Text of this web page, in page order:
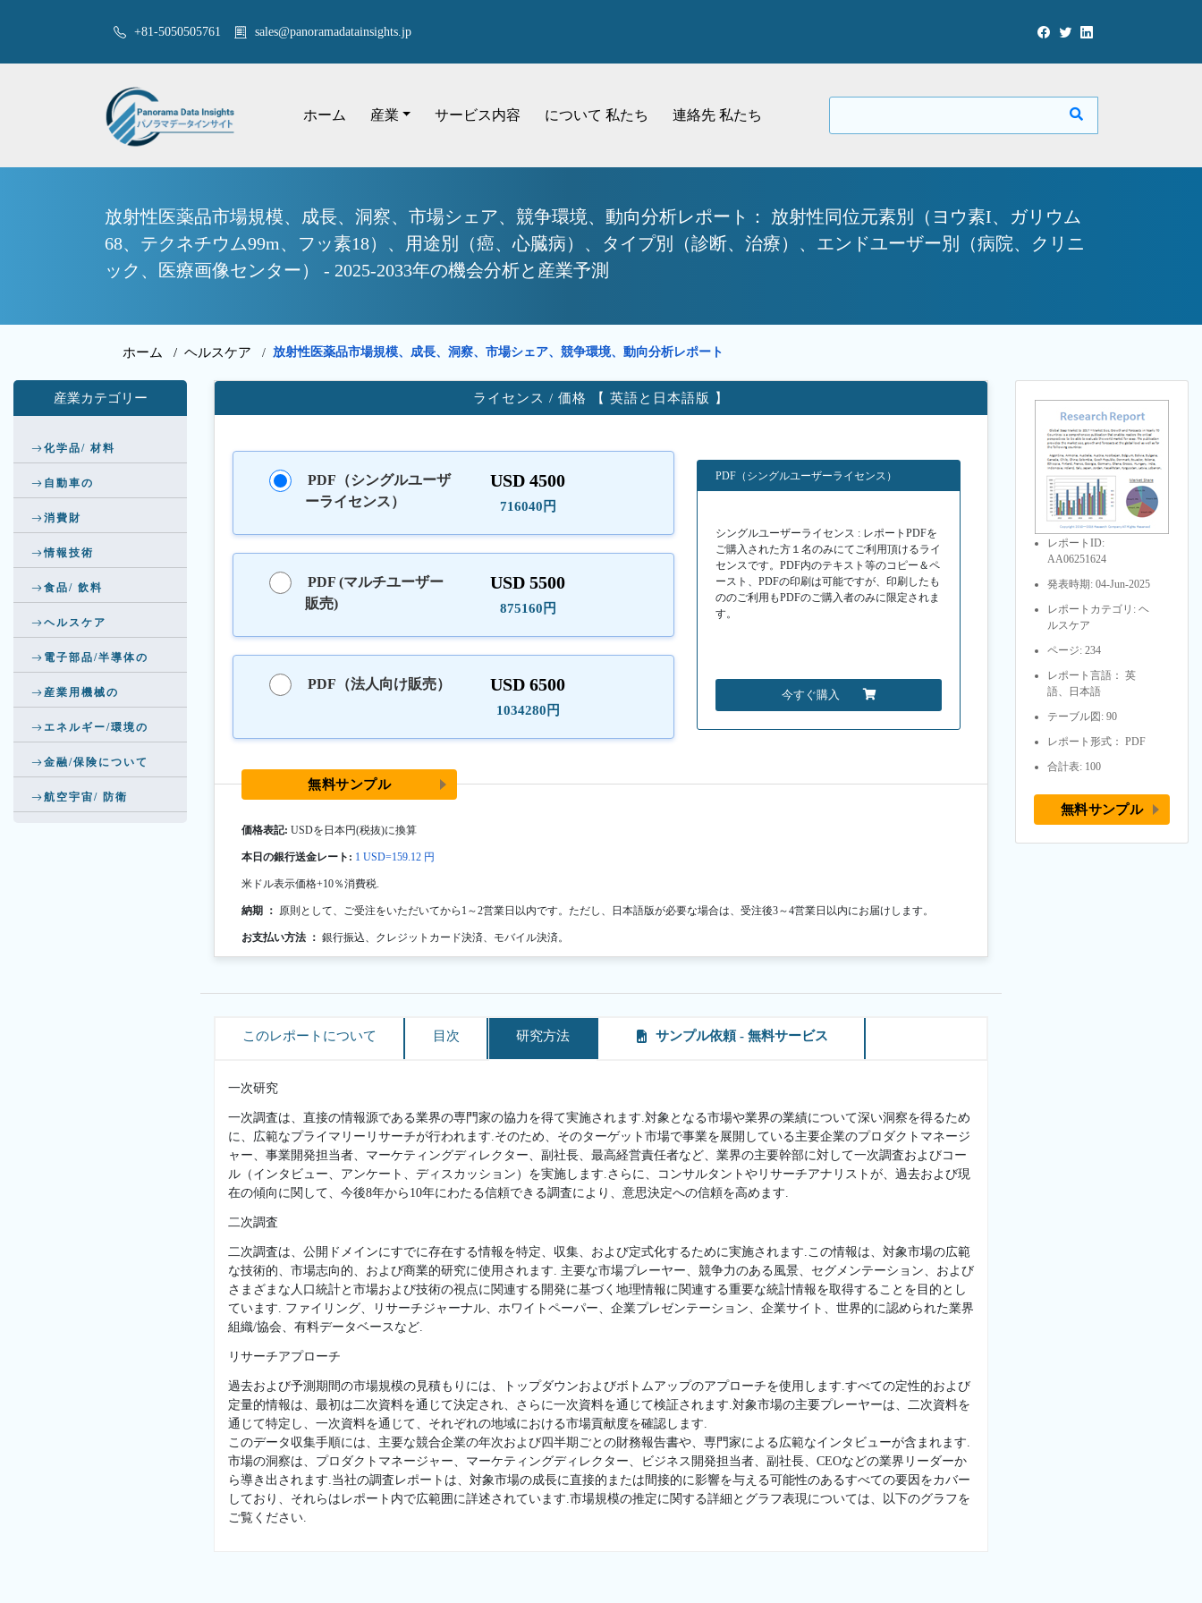
+81-5050505761 sales@panoramadatainsights.jp
ホーム 産業 サービス内容 について 私たち 連絡先 私たち
放射性医薬品市場規模、成長、洞察、市場シェア、競争環境、動向分析レポート： 放射性同位元素別（ヨウ素I、ガリウム
68、テクネチウム99m、フッ素18）、用途別（癌、心臓病）、タイプ別（診断、治療）、エンドユーザー別（病院、クリニ
ック、医療画像センター） - 2025-2033年の機会分析と産業予測
ホーム / ヘルスケア / 放射性医薬品市場規模、成長、洞察、市場シェア、競争環境、動向分析レポート
産業カテゴリー
化学品/ 材料
自動車の
消費財
情報技術
食品/ 飲料
ヘルスケア
電子部品/半導体の
産業用機械の
エネルギー/環境の
金融/保険について
航空宇宙/ 防衛
ライセンス / 価格 【 英語と日本語版 】
PDF（シングルユーザ
ーライセンス）
USD 4500
716040円
PDF (マルチユーザー
販売)
USD 5500
875160円
PDF（法人向け販売） USD 6500
1034280円
PDF（シングルユーザーライセンス）
シングルユーザーライセンス : レポートPDFを
ご購入された方１名のみにてご利用頂けるライ
センスです。PDF内のテキスト等のコピー＆ペ
ースト、PDFの印刷は可能ですが、印刷したも
ののご利用もPDFのご購入者のみに限定されま
す。
今すぐ購入
無料サンプル
価格表記: USDを日本円(税抜)に換算
本日の銀行送金レート: 1 USD=159.12 円
米ドル表示価格+10％消費税.
納期 ： 原則として、ご受注をいただいてから1～2営業日以内です。ただし、日本語版が必要な場合は、受注後3～4営業日以内にお届けします。
お支払い方法 ： 銀行振込、クレジットカード決済、モバイル決済。
このレポートについて 目次 研究方法 サンプル依頼 - 無料サービス
一次研究
一次調査は、直接の情報源である業界の専門家の協力を得て実施されます.対象となる市場や業界の業績について深い洞察を得るため
に、広範なプライマリーリサーチが行われます.そのため、そのターゲット市場で事業を展開している主要企業のプロダクトマネージ
ャー、事業開発担当者、マーケティングディレクター、副社長、最高経営責任者など、業界の主要幹部に対して一次調査およびコー
ル（インタビュー、アンケート、ディスカッション）を実施します.さらに、コンサルタントやリサーチアナリストが、過去および現
在の傾向に関して、今後8年から10年にわたる信頼できる調査により、意思決定への信頼を高めます.
二次調査
二次調査は、公開ドメインにすでに存在する情報を特定、収集、および定式化するために実施されます.この情報は、対象市場の広範
な技術的、市場志向的、および商業的研究に使用されます. 主要な市場プレーヤー、競争力のある風景、セグメンテーション、および
さまざまな人口統計と市場および技術の視点に関連する開発に基づく地理情報に関連する重要な統計情報を取得することを目的とし
ています. ファイリング、リサーチジャーナル、ホワイトペーパー、企業プレゼンテーション、企業サイト、世界的に認められた業界
組織/協会、有料データベースなど.
リサーチアプローチ
過去および予測期間の市場規模の見積もりには、トップダウンおよびボトムアップのアプローチを使用します.すべての定性的および
定量的情報は、最初は二次資料を通じて決定され、さらに一次資料を通じて検証されます.対象市場の主要プレーヤーは、二次資料を
通じて特定し、一次資料を通じて、それぞれの地域における市場貢献度を確認します.
このデータ収集手順には、主要な競合企業の年次および四半期ごとの財務報告書や、専門家による広範なインタビューが含まれます.
市場の洞察は、プロダクトマネージャー、マーケティングディレクター、ビジネス開発担当者、副社長、CEOなどの業界リーダーか
ら導き出されます.当社の調査レポートは、対象市場の成長に直接的または間接的に影響を与える可能性のあるすべての要因をカバー
しており、それらはレポート内で広範囲に詳述されています.市場規模の推定に関する詳細とグラフ表現については、以下のグラフを
ご覧ください.
レポートID:
AA06251624
発表時期: 04-Jun-2025
レポートカテゴリ: ヘ
ルスケア
ページ: 234
レポート言語： 英
語、日本語
テーブル図: 90
レポート形式： PDF
合計表: 100
無料サンプル